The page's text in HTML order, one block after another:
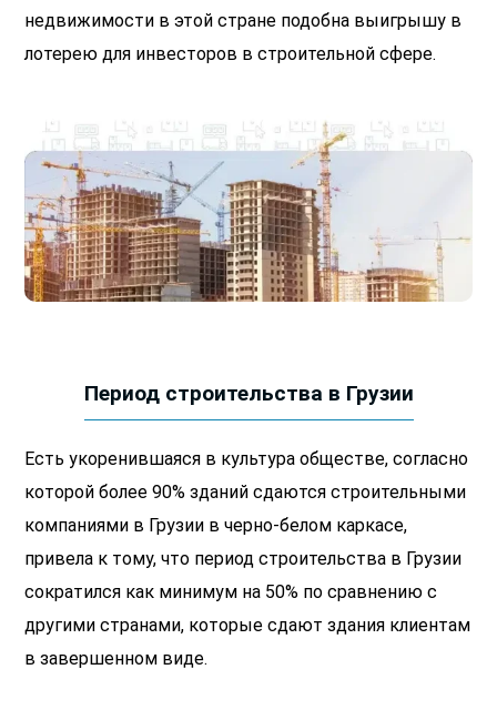
недвижимости в этой стране подобна выигрышу в
лотерею для инвесторов в строительной сфере.
Период строительства в Грузии
Есть укоренившаяся в культура обществе, согласно
которой более 90% зданий сдаются строительными
компаниями в Грузии в черно-белом каркасе,
привела к тому, что период строительства в Грузии
сократился как минимум на 50% по сравнению с
другими странами, которые сдают здания клиентам
в завершенном виде.